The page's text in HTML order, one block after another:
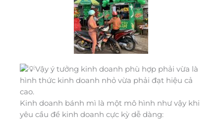
Vậy ý tưởng kinh doanh phù hợp phải vừa là
hình thức kinh doanh nhỏ vừa phải đạt hiệu cả
cao.
Kinh doanh bánh mì là một mô hình như vậy khi
yêu cầu để kinh doanh cực kỳ dễ dàng: